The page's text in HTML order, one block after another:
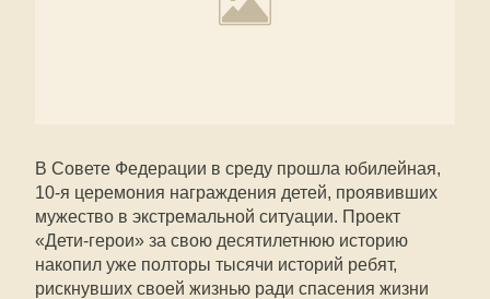
В Совете Федерации в среду прошла юбилейная,
10-я церемония награждения детей, проявивших
мужество в экстремальной ситуации. Проект
«Дети-герои» за свою десятилетнюю историю
накопил уже полторы тысячи историй ребят,
рискнувших своей жизнью ради спасения жизни